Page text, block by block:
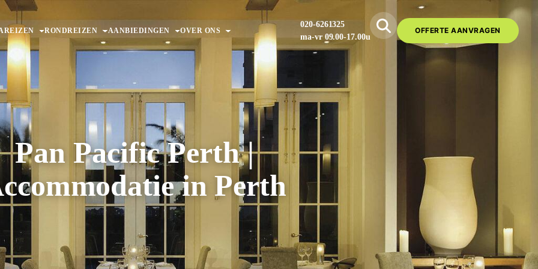
RONDREIZEN AANBIEDINGEN OVER ONS
020-6261325
ma-vr 09.00-17.00u
OFFERTE AANVRAGEN
Pan Pacific Perth |
in Perth